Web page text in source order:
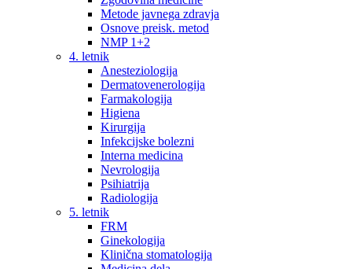
Metode javnega zdravja
Osnove preisk. metod
NMP 1+2
4. letnik
Anesteziologija
Dermatovenerologija
Farmakologija
Higiena
Kirurgija
Infekcijske bolezni
Interna medicina
Nevrologija
Psihiatrija
Radiologija
5. letnik
FRM
Ginekologija
Klinična stomatologija